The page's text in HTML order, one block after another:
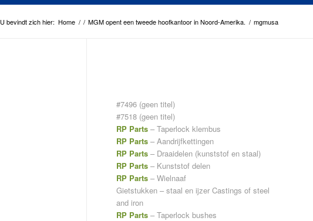
U bevindt zich hier: Home / / MGM opent een tweede hoofkantoor in Noord-Amerika. / mgmusa
#7496 (geen titel)
#7518 (geen titel)
RP Parts– Taperlock klembus
RP Parts – Aandrijfkettingen
RP Parts – Draaidelen (kunststof en staal)
RP Parts – Kunststof delen
RP Parts – Wielnaaf
Gietstukken – staal en ijzer Castings of steel
and iron
RP Parts– Taperlock bushes